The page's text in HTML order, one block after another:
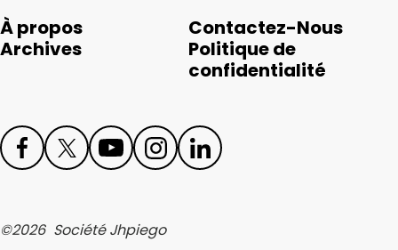
À propos
Contactez-Nous
Archives
Politique de
confidentialité
boo
ter
ube agr
©2026 Société Jhpiego